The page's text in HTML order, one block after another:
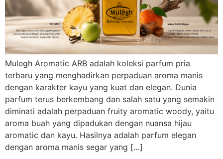
Mulegh Aromatic ARB adalah koleksi parfum pria
terbaru yang menghadirkan perpaduan aroma manis
dengan karakter kayu yang kuat dan elegan. Dunia
parfum terus berkembang dan salah satu yang semakin
diminati adalah perpaduan fruity aromatic woody, yaitu
aroma buah yang dipadukan dengan nuansa hijau
aromatic dan kayu. Hasilnya adalah parfum elegan
dengan aroma manis segar yang […]